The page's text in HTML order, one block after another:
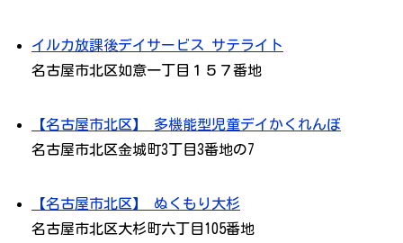
イルカ放課後デイサービス サテライト
名古屋市北区如意一丁目１５７番地
【名古屋市北区】 多機能型児童デイかくれんぼ
名古屋市北区金城町3丁目3番地の7
【名古屋市北区】 ぬくもり大杉
名古屋市北区大杉町六丁目105番地